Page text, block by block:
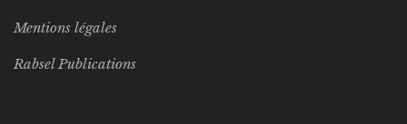
Mentions légales
Rabsel Publications